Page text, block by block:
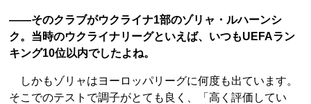
――そのクラブがウクライナ1部のゾリャ・ルハーンシ
ク。当時のウクライナリーグといえば、いつもUEFAラン
キング10位以内でしたよね。
しかもゾリャはヨーロッパリーグに何度も出ています。
そこでのテストで調子がとても良く、「高く評価してい